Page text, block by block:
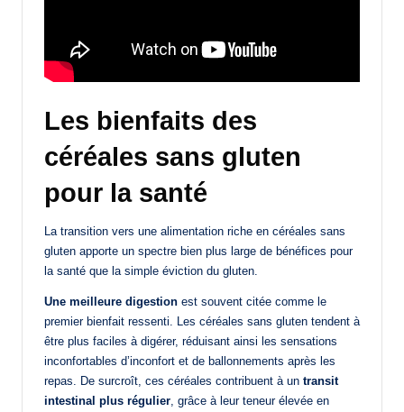
Les bienfaits des
céréales sans gluten
pour la santé
La transition vers une alimentation riche en céréales sans
gluten apporte un spectre bien plus large de bénéfices pour
la santé que la simple éviction du gluten.
Une meilleure digestion est souvent citée comme le
premier bienfait ressenti. Les céréales sans gluten tendent à
être plus faciles à digérer, réduisant ainsi les sensations
inconfortables d’inconfort et de ballonnements après les
repas. De surcroît, ces céréales contribuent à un transit
intestinal plus régulier, grâce à leur teneur élevée en